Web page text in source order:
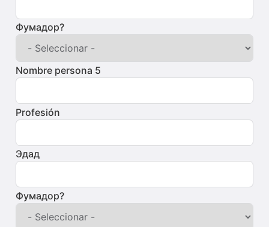
Фумадор?
Nombre persona 5
Profesión
Эдад
Фумадор?